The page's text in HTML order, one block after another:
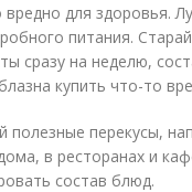
вредно для здоровья.
питания.
сразу на неделю,
купить что-то
полезные перекусы,
в ресторанах и
состав блюд.